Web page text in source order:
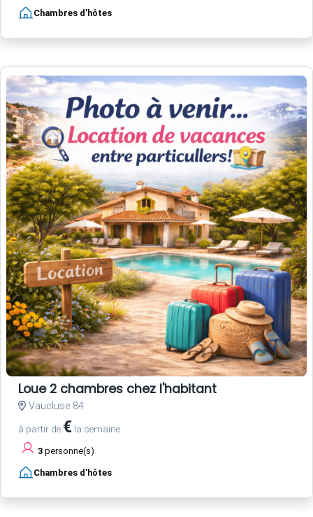
Chambres d'hôtes
Loue 2 chambres chez l'habitant
Vaucluse 84
à partir de € la semaine
3 personne(s)
Chambres d'hôtes